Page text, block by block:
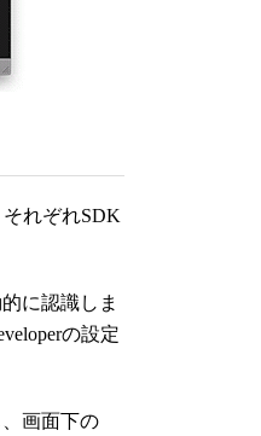
れぞれSDK
に認識しま
の設定
画面下の